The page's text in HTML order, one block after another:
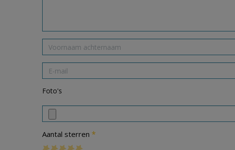
Foto's
Aantal sterren *